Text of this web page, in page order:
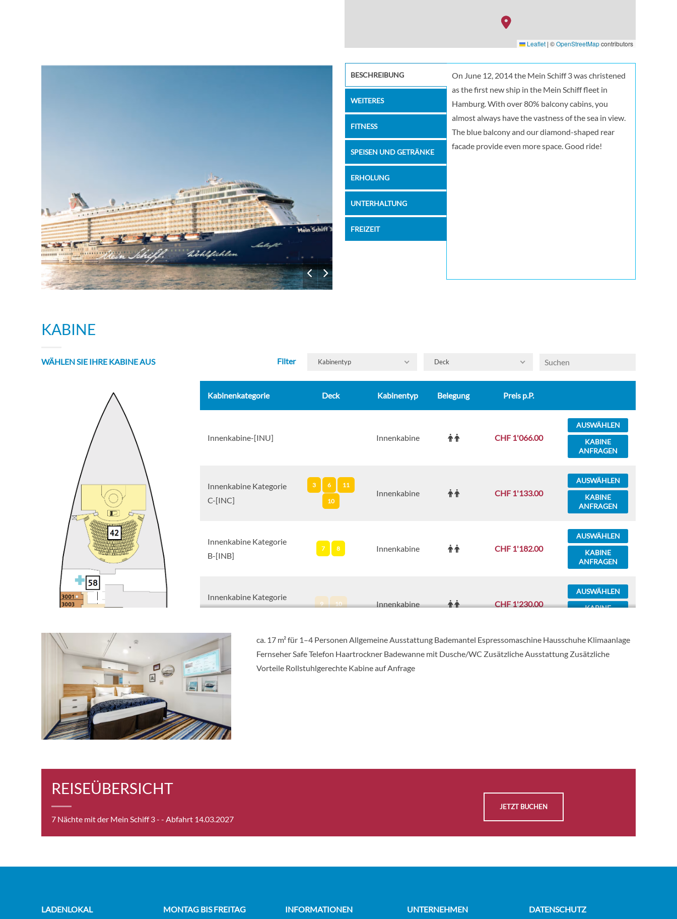
Leaflet | ©OpenStreetMapcontributors
BESCHREIBUNG
WEITERES
FITNESS
SPEISEN UND GETRÄNKE
ERHOLUNG
UNTERHALTUNG
FREIZEIT
On June 12, 2014 the Mein Schiff 3 was christened
as the first new ship in the Mein Schiff fleet in
Hamburg. With over 80% balcony cabins, you
almost always have the vastness of the sea in view.
The blue balcony and our diamond-shaped rear
facade provide even more space. Good ride!
KABINE
WÄHLEN SIE IHRE KABINE AUS Filter Kabinentyp Deck
Kabinenkategorie Deck Kabinentyp Belegung Preis p.P.
Innenkabine-[INU] Innenkabine CHF 1'066.00
AUSWÄHLEN
KABINE
ANFRAGEN
Innenkabine Kategorie
C-[INC]
3 6 11
10
Innenkabine CHF 1'133.00
AUSWÄHLEN
KABINE
ANFRAGEN
Innenkabine Kategorie
B-[INB]
7 8 Innenkabine CHF 1'182.00
AUSWÄHLEN
KABINE
ANFRAGEN
Innenkabine Kategorie
A-[INA]
9 10 Innenkabine CHF 1'230.00
AUSWÄHLEN
KABINE
Außenkabine-[AUU] Aussenkabine CHF 1'211.00
Kategorie B-[AUB]
3 8 Aussenkabine CHF 1'357.00
Balkonkabine-[BAU]
ANFRAGEN
AUSWÄHLEN
ca. 17 m² für 1–4 Personen Allgemeine Ausstattung Bademantel Espressomaschine Hausschuhe Klimaanlage
Fernseher Safe Telefon Haartrockner Badewanne mit Dusche/WC Zusätzliche Ausstattung Zusätzliche
Vorteile Rollstuhlgerechte Kabine auf Anfrage
REISEÜBERSICHT
7 Nächte mit der Mein Schiff 3 - - Abfahrt 14.03.2027
JETZT BUCHEN
LADENLOKAL MONTAG BIS FREITAG INFORMATIONEN UNTERNEHMEN DATENSCHUTZ